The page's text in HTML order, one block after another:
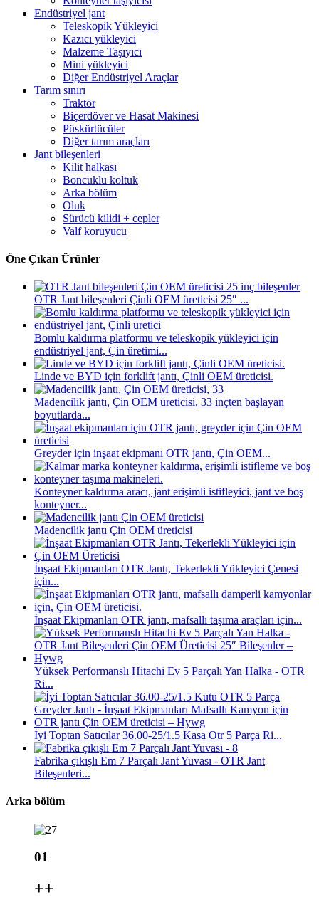
Endüstriyel jant
Teleskopik Yükleyici
Kazıcı yükleyici
Malzeme Taşıyıcı
Mini yükleyici
Diğer Endüstriyel Araçlar
Tarım sınırı
Traktör
Biçerdöver ve Hasat Makinesi
Püskürtücüler
Diğer tarım araçları
Jant bileşenleri
Kilit halkası
Boncuklu koltuk
Arka bölüm
Oluk
Sürücü kilidi + cepler
Valf koruyucu
Öne Çıkan Ürünler
OTR Jant bileşenleri Çinli OEM üreticisi 25″ ...
Bomlu kaldırma platformu ve teleskopik yükleyici için
endüstriyel jant, Çin üretimi...
Linde ve BYD için forklift jantı, Çinli OEM üreticisi.
Madencilik jantı, Çin OEM üreticisi, 33 inçten başlayan
boyutlarda...
Greyder için inşaat ekipmanı OTR jantı, Çin OEM...
Konteyner kaldırma aracı, jant erişimli istifleyici, jant ve boş
konteyner...
Madencilik jantı Çin OEM üreticisi
İnşaat Ekipmanları OTR Jantı, Tekerlekli Yükleyici Çenesi
için...
İnşaat Ekipmanları OTR jantı, mafsallı taşıma araçları için...
Yüksek Performanslı Hitachi Ev 5 Parçalı Yan Halka - OTR
Ri...
İyi Toptan Satıcılar 36.00-25/1.5 Kasa Otr 5 Parça Ri...
Fabrika çıkışlı Em 7 Parçalı Jant Yuvası - OTR Jant
Bileşenleri...
Arka bölüm
01
++